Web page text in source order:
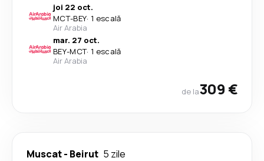
joi 22 oct.
MCT-BEY· 1 escală
Air Arabia
mar. 27 oct.
BEY-MCT· 1 escală
Air Arabia
de la309 €
Muscat- Beirut 5 zile